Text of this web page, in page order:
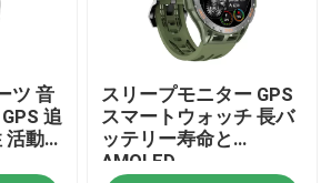
ツ 音
追
活動
スリープモニター GPS
スマートウォッチ 長バ
ッテリー寿命と
AMOLED